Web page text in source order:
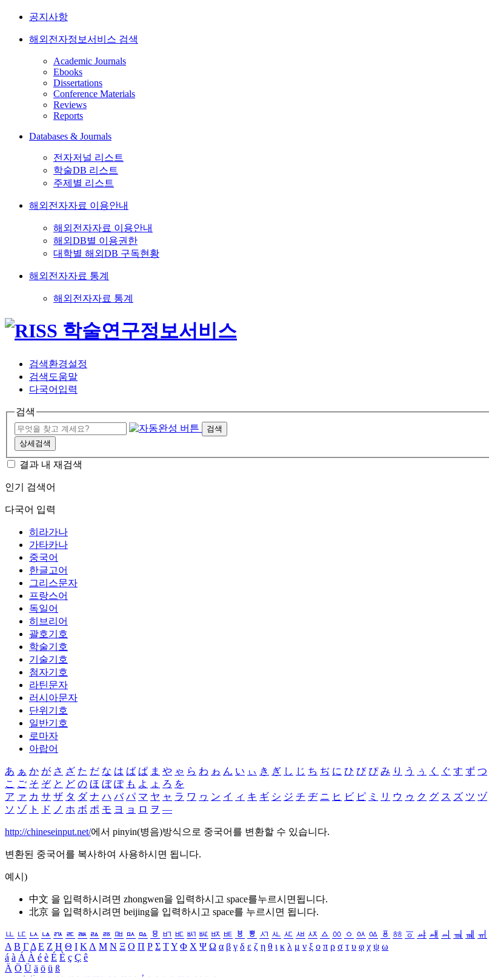
공지사항
해외전자정보서비스 검색
Academic Journals
Ebooks
Dissertations
Conference Materials
Reviews
Reports
Databases & Journals
전자저널 리스트
학술DB 리스트
주제별 리스트
해외전자자료 이용안내
해외전자자료 이용안내
해외DB별 이용권한
대학별 해외DB 구독현황
해외전자자료 통계
해외전자자료 통계
검색환경설정
검색도움말
다국어입력
검색
검색
상세검색
결과 내 재검색
인기 검색어
다국어 입력
히라가나
가타카나
중국어
한글고어
그리스문자
프랑스어
독일어
히브리어
괄호기호
학술기호
기술기호
첨자기호
라틴문자
러시아문자
단위기호
일반기호
로마자
아랍어
あ ぁ か が さ ざ た だ な は ば ぱ ま や ゃ ら わ ゎ ん い ぃ き ぎ し じ ち ぢ に ひ び ぴ み り う ぅ く ぐ す ず つ
こ ご そ ぞ と ど の ほ ぼ ぽ も よ ょ ろ を
ア ァ カ サ ザ タ ダ ナ ハ バ パ マ ヤ ャ ラ ワ ヮ ン イ ィ キ ギ シ ジ チ ヂ ニ ヒ ビ ピ ミ リ ウ ゥ ク グ ス ズ ツ ヅ
ソ ゾ ト ド ノ ホ ボ ポ モ ヨ ョ ロ ヲ ―
http://chineseinput.net/에서 pinyin(병음)방식으로 중국어를 변환할 수 있습니다.
변환된 중국어를 복사하여 사용하시면 됩니다.
예시)
中文 을 입력하시려면 zhongwen을 입력하시고 space를누르시면됩니다.
北京 을 입력하시려면 beijing을 입력하시고 space를 누르시면 됩니다.
ㅥ ㅦ ㅧ ㅨ ㅩ ㅪ ㅫ ㅬ ㅭ ㅮ ㅯ ㅰ ㅱ ㅲ ㅳ ㅴ ㅵ ㅶ ㅷ ㅸ ㅹ ㅺ ㅻ ㅼ ㅽ ㅾ ㅿ ㆀ ㆁ ㆂ ㆃ ㆄ ㆅ ㆆ ㆇ ㆈ ㆉ ㆊ ㆋ ㆌ
Α Β ΓΔ Ε Ζ Η Θ Ι ΚΛ Μ Ν Ξ Ο Π Ρ Σ ΤΥ Φ Χ Ψ Ω α β γ δ ε ζ η θ ι κ λ μ ν ξ ο π ρ σ τ υ φ χ ψ ω
á à Á À é è É È ç Ç ê
Ä Ö Ü ä ö ü ß